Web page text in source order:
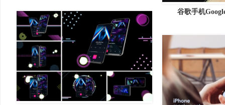
谷歌手机